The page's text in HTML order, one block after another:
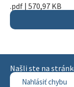
.pdf | 570,97 KB
Našli ste na
Nahlásiť chybu